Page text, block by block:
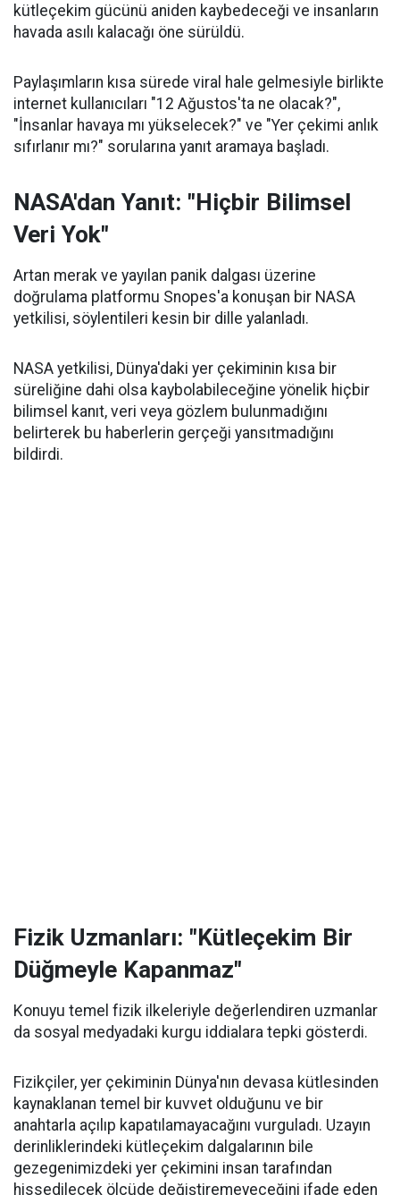
kütleçekim gücünü aniden kaybedeceği ve insanların
havada asılı kalacağı öne sürüldü.
Paylaşımların kısa sürede viral hale gelmesiyle birlikte
internet kullanıcıları "12 Ağustos'ta ne olacak?",
"İnsanlar havaya mı yükselecek?" ve "Yer çekimi anlık
sıfırlanır mı?" sorularına yanıt aramaya başladı.
NASA'dan Yanıt: "Hiçbir Bilimsel
Veri Yok"
Artan merak ve yayılan panik dalgası üzerine
doğrulama platformu Snopes'a konuşan bir NASA
yetkilisi, söylentileri kesin bir dille yalanladı.
NASA yetkilisi, Dünya'daki yer çekiminin kısa bir
süreliğine dahi olsa kaybolabileceğine yönelik hiçbir
bilimsel kanıt, veri veya gözlem bulunmadığını
belirterek bu haberlerin gerçeği yansıtmadığını
bildirdi.
Fizik Uzmanları: "Kütleçekim Bir
Düğmeyle Kapanmaz"
Konuyu temel fizik ilkeleriyle değerlendiren uzmanlar
da sosyal medyadaki kurgu iddialara tepki gösterdi.
Fizikçiler, yer çekiminin Dünya'nın devasa kütlesinden
kaynaklanan temel bir kuvvet olduğunu ve bir
anahtarla açılıp kapatılamayacağını vurguladı. Uzayın
derinliklerindeki kütleçekim dalgalarının bile
gezegenimizdeki yer çekimini insan tarafından
hissedilecek ölçüde değiştiremeyeceğini ifade eden